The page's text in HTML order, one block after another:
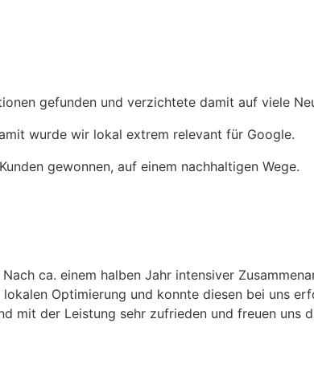
gefunden und verzichtete damit auf viele
wurde wir lokal extrem relevant für Google.
gewonnen, auf einem nachhaltigen Wege.
ca. einem halben Jahr intensiver
Optimierung und konnte diesen bei uns
der Leistung sehr zufrieden und freuen uns